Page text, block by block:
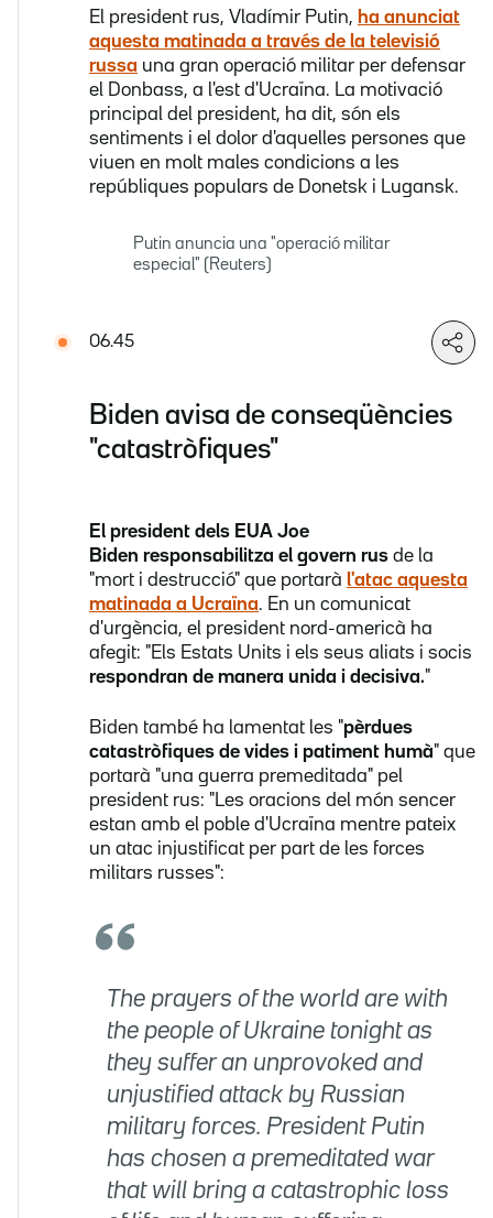
El president rus, Vladímir Putin, ha anunciat
aquesta matinada a través de la televisió
russa una gran operació militar per defensar
el Donbass, a l'est d'Ucraïna. La motivació
principal del president, ha dit, són els
sentiments i el dolor d'aquelles persones que
viuen en molt males condicions a les
repúbliques populars de Donetsk i Lugansk.
Putin anuncia una "operació militar
especial" (Reuters)
06.45
Biden avisa de conseqüències
"catastròfiques"
El president dels EUA Joe
Biden responsabilitza el govern rus de la
"mort i destrucció" que portarà l'atac aquesta
matinada a Ucraïna. En un comunicat
d'urgència, el president nord-americà ha
afegit: "Els Estats Units i els seus aliats i socis
respondran de manera unida i decisiva."
Biden també ha lamentat les "pèrdues
catastròfiques de vides i patiment humà" que
portarà "una guerra premeditada" pel
president rus: "Les oracions del món sencer
estan amb el poble d'Ucraïna mentre pateix
un atac injustificat per part de les forces
militars russes":
The prayers of the world are with
the people of Ukraine tonight as
they suffer an unprovoked and
unjustified attack by Russian
military forces. President Putin
has chosen a premeditated war
that will bring a catastrophic loss